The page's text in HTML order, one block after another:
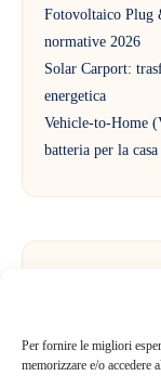
Per fornire le migliori
memorizzare e/o
Fotovoltaico Plug
normative 2026
Solar Carport:
energetica
Vehicle-to-Home
batteria per la casa
Nessun commento